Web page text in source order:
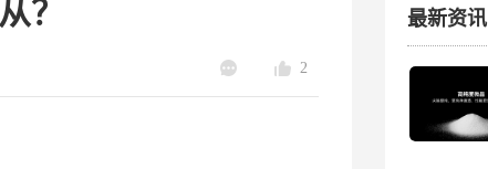
？
2
最新资讯